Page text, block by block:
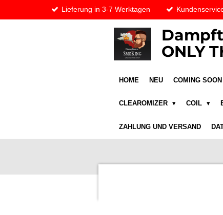
Hauptinhalt
Lieferung in 3-7 Werktagen
ONLY
HOME NEU COMING SOON
CLEAROMIZER COIL
ZAHLUNG UND VERSAND